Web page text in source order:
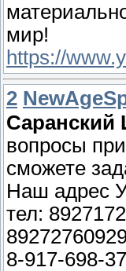
мир!
https://
2
Саранский
вопросы
сможете
Наш адрес
тел:
8-917-698-